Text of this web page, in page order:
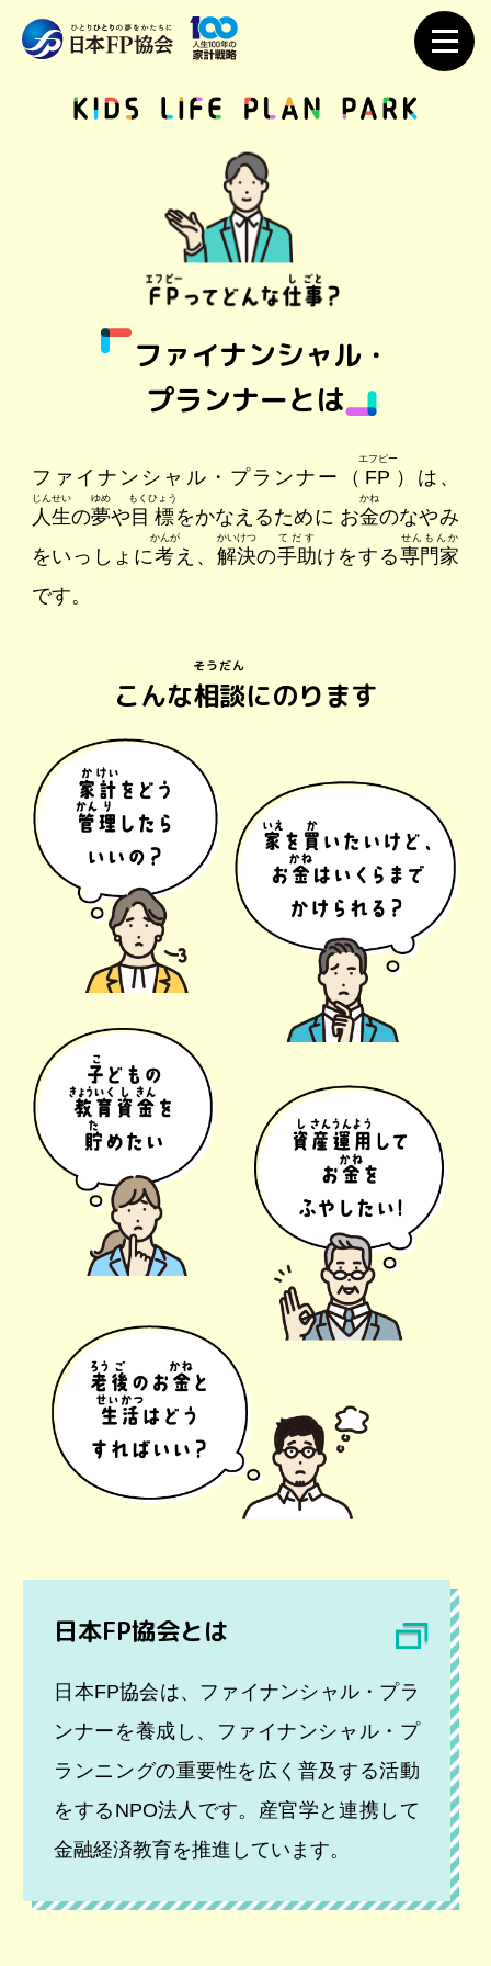
ファイナンシャル・
プランナーとは
ファイナンシャル・プランナー（ FP
エフピー
）は、
人生
じんせい
の夢
ゆめ
や 目標
もくひょう
をかなえるために お金
かね
のなやみ
をいっしょに考
かんが
え、 解決
かいけつ
の手助
てだす
けをする専門家
せんもんか
です。
こんな相談
そうだん
にのります
日本FP協会とは
日本FP協会は、ファイナンシャル・プラ
ンナーを養成し、ファイナンシャル・プ
ランニングの重要性を広く普及する活動
をするNPO法人です。産官学と連携して
金融経済教育を推進しています。